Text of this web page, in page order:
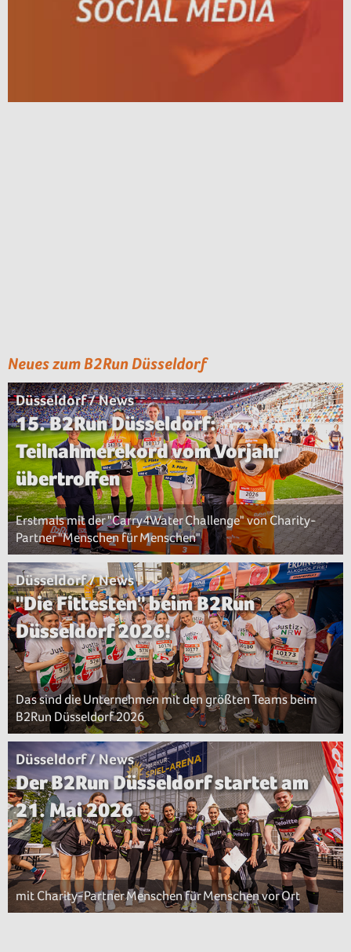
Neues zum B2Run Düsseldorf
Düsseldorf / News
15. B2Run Düsseldorf:
Teilnahmerekord vom Vorjahr
übertroffen
Erstmals mit der "Carry4Water Challenge" von Charity-
Partner "Menschen für Menschen"
Düsseldorf / News
"Die Fittesten" beim B2Run
Düsseldorf 2026!
Das sind die Unternehmen mit den größten Teams beim
B2Run Düsseldorf 2026
Düsseldorf / News
Der B2Run Düsseldorf startet am
21. Mai 2026
mit Charity-Partner Menschen für Menschen vor Ort